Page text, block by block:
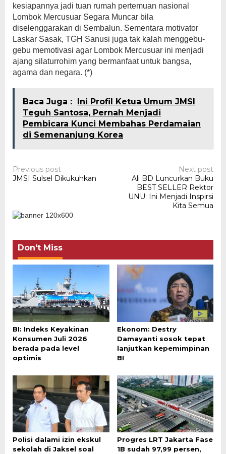
kesiapannya jadi tuan rumah pertemuan nasional
Lombok Mercusuar Segara Muncar bila
diselenggarakan di Sembalun. Sementara motivator
Laskar Sasak, TGH Sanusi juga tak kalah menggebu-
gebu memotivasi agar Lombok Mercusuar ini menjadi
ajang silaturrohim yang bermanfaat untuk bangsa,
agama dan negara. (*)
Baca Juga : Ini Profil Ketua Umum JMSI
Teguh Santosa, Pernah Menjadi
Pembicara Kunci Membahas Perdamaian
di Semenanjung Korea
Post
navigation
Previous post
JMSI Sulsel Dikukuhkan
Next post
Ali BD Luncurkan Buku
BEST SELLER Rektor
UNU: Ini Menjadi Inspirsi
Kita Semua
Don't Miss
BI: Indeks Keyakinan
Konsumen Juli 2026
berada pada level
optimis
Ekonom: Destry
Damayanti sosok tepat
lanjutkan kepemimpinan
BI
Polisi dalami izin ekskul
sekolah di Jaksel soal
Progres LRT Jakarta Fase
1B sudah 97,99 persen,